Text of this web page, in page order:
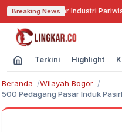
Breaking News
Cari Solusi Agar Industri
Terkini Highlight
Beranda
Wilayah Bogor
500 Pedagang Pasar Induk